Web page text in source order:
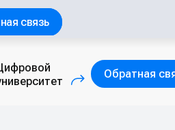
связь
ссылка)
(внешняя ссылка)
Обратная